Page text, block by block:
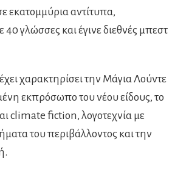
εκατομμύρια αντίτυπα,
γλώσσες και έγινε διεθνές μπεστ
χαρακτηρίσει την Μάγια Λούντε
εκπρόσωπο του νέου είδους, το
climate fiction, λογοτεχνία με
του περιβάλλοντος και την